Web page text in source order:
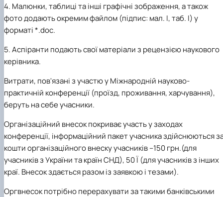
4. Малюнки, таблиці та інші графічні зображення, а також
фото додають окремим файлом (підпис: мал. І, таб. І) у
форматі *.doc.
5.Аспіранти подають свої матеріали з рецензією наукового
керівника.
Витрати, пов'язані з участю у Міжнародній науково-
практичній конференції (проїзд, проживання, харчування),
беруть на себе учасники.
Організаційний внесок покриває участь у заходах
конференції, інформаційний пакет учасниказдійснюються
кошти організаційного внеску учасників –150 грн.(для
учасників з України та країн СНД), 50Ï (для учасників з інших
краї. Внесок здається разом із заявкою і тезами).
Оргвнесок потрібно перерахувати за такими банківськими